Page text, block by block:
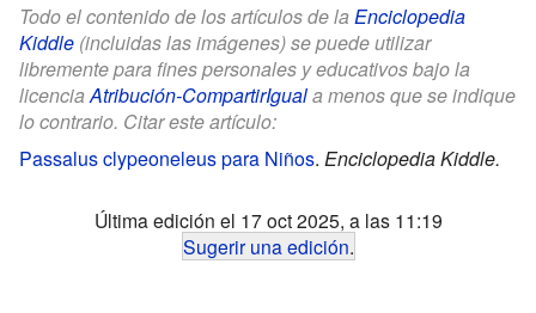
Todo el contenido de los artículos de la Enciclopedia
Kiddle (incluidas las imágenes) se puede utilizar
libremente para fines personales y educativos bajo la
licenciaAtribución-CompartirIguala menos que se indique
lo contrario. Citar este artículo:
Passalus clypeoneleus para Niños. Enciclopedia Kiddle.
Última edición el 17 oct 2025, a las 11:19
Sugerir una edición.